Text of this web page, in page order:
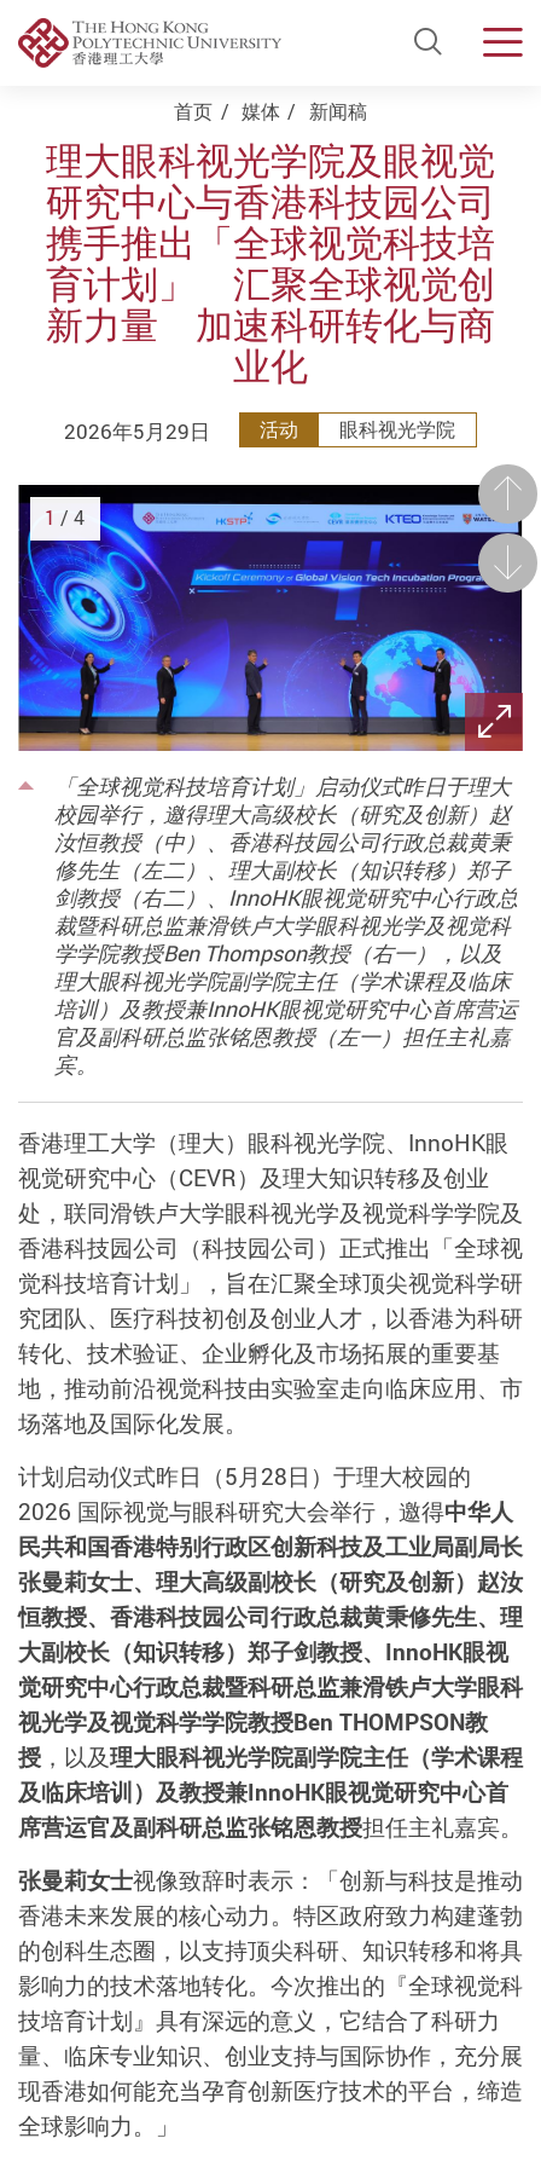
Open
Start main content首页 媒体 新闻稿
理大眼科视光学院及眼视觉
研究中心与香港科技园公司
携手推出「全球视觉科技培
育计划」 汇聚全球视觉创
新力量 加速科研转化与商
业化
2026年5月29日 活动 眼科视光学院
前
「全球视觉科技培育计划」启动仪式昨日于理大
校园举行，邀得理大高级校长（研究及创新）赵
汝恒教授（中）、香港科技园公司行政总裁黄秉
修先生（左二）、理大副校长（知识转移）郑子
剑教授（右二）、InnoHK眼视觉研究中心行政总
裁暨科研总监兼滑铁卢大学眼科视光学及视觉科
学学院教授Ben Thompson教授（右一），以及
理大眼科视光学院副学院主任（学术课程及临床
培训）及教授兼InnoHK眼视觉研究中心首席营运
官及副科研总监张铭恩教授（左一）担任主礼嘉
宾。
后一
1 / 4
香港理工大学（理大）眼科视光学院、InnoHK眼
视觉研究中心（CEVR）及理大知识转移及创业
处，联同滑铁卢大学眼科视光学及视觉科学学院及
香港科技园公司（科技园公司）正式推出「全球视
觉科技培育计划」，旨在汇聚全球顶尖视觉科学研
究团队、医疗科技初创及创业人才，以香港为科研
转化、技术验证、企业孵化及市场拓展的重要基
地，推动前沿视觉科技由实验室走向临床应用、市
场落地及国际化发展。
计划启动仪式昨日（5月28日）于理大校园的
2026 国际视觉与眼科研究大会举行，邀得中华人
民共和国香港特别行政区创新科技及工业局副局长
张曼莉女士、理大高级副校长（研究及创新）赵汝
恒教授、香港科技园公司行政总裁黄秉修先生、理
大副校长（知识转移）郑子剑教授、InnoHK眼视
觉研究中心行政总裁暨科研总监兼滑铁卢大学眼科
视光学及视觉科学学院教授Ben THOMPSON教
授 ，以及理大眼科视光学院副学院主任（学术课程
及临床培训）及教授兼InnoHK眼视觉研究中心首
席营运官及副科研总监张铭恩教授担任主礼嘉宾。
张曼莉女士视像致辞时表示：「创新与科技是推动
香港未来发展的核心动力。特区政府致力构建蓬勃
的创科生态圈，以支持顶尖科研、知识转移和将具
影响力的技术落地转化。今次推出的『全球视觉科
技培育计划』具有深远的意义，它结合了科研力
量、临床专业知识、创业支持与国际协作，充分展
现香港如何能充当孕育创新医疗技术的平台，缔造
全球影响力。」